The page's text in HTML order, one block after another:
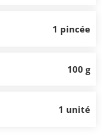
1 pincée
100 g
1 unité